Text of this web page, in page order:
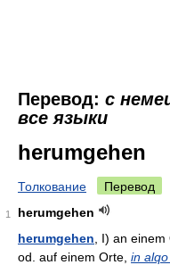
Перевод: с
все языки
herumgehen
Толкование Перевод
1
herumgehen
herumgehen , I) an
od. auf einem Orte, in